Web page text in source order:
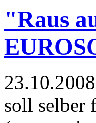
"Raus
soll selber